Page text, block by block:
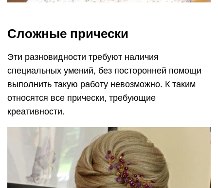
Сложные прически
Эти разновидности требуют наличия
специальных умений, без посторонней помощи
выполнить такую работу невозможно. К таким
относятся все прически, требующие
креативности.